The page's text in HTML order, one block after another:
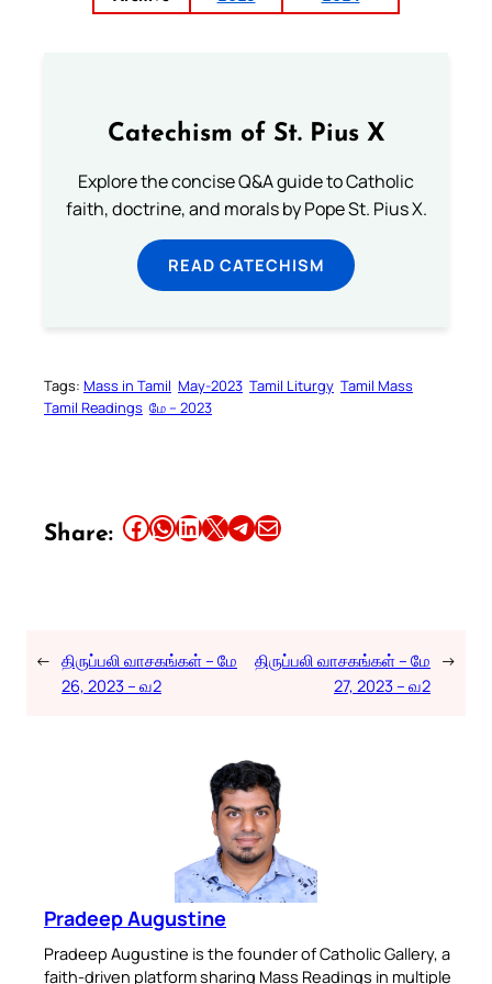
Catechism of St. Pius X
Explore the concise Q&A guide to Catholic
faith, doctrine, and morals by Pope St. Pius X.
READ CATECHISM
Tags: Mass in Tamil May-2023 Tamil Liturgy Tamil Mass
Tamil Readings மே – 2023
Share: Share this article on Facebook Share this article on WhatsApp Share this article on LinkedIn Share this article on X Share this article on TelegramEmail this Article
← திருப்பலி வாசகங்கள் – மே
26, 2023 – வ2
திருப்பலி வாசகங்கள் – மே
27, 2023 – வ2
→
Pradeep Augustine
Pradeep Augustine is the founder of Catholic Gallery, a
faith-driven platform sharing Mass Readings in multiple